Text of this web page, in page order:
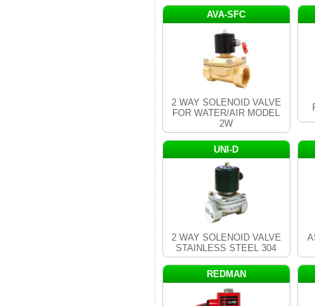
AVA-SFC
2 WAY SOLENOID VALVE
FOR WATER/AIR MODEL
2W
UNI-D
2 WAY SOLENOID VALVE
STAINLESS STEEL 304
REDMAN